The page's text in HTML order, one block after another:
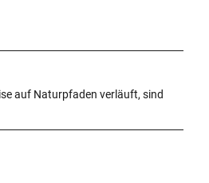
auf Naturpfaden verläuft, sind